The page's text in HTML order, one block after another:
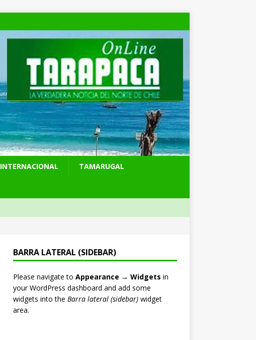
INTERNACIONAL TAMARUGAL
BARRA LATERAL (SIDEBAR)
Please navigate to Appearance → Widgets in
your WordPress dashboard and add some
widgets into the Barra lateral (sidebar)widget
area.